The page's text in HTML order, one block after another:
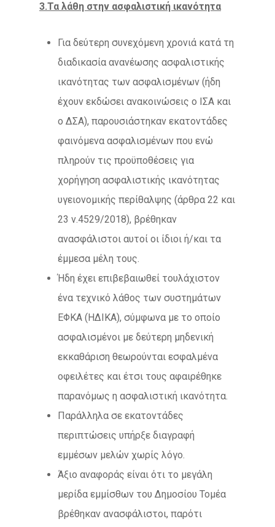
3.Τα λάθη στην ασφαλιστική ικανότητα
Για δεύτερη συνεχόμενη χρονιά κατά τη
διαδικασία ανανέωσης ασφαλιστικής
ικανότητας των ασφαλισμένων (ήδη
έχουν εκδώσει ανακοινώσεις ο ΙΣΑ και
ο ΔΣΑ), παρουσιάστηκαν εκατοντάδες
φαινόμενα ασφαλισμένων που ενώ
πληρούν τις προϋποθέσεις για
χορήγηση ασφαλιστικής ικανότητας
υγειονομικής περίθαλψης (άρθρα 22 και
23 ν.4529/2018), βρέθηκαν
ανασφάλιστοι αυτοί οι ίδιοι ή/και τα
έμμεσα μέλη τους.
Ήδη έχει επιβεβαιωθεί τουλάχιστον
ένα τεχνικό λάθος των συστημάτων
ΕΦΚΑ (ΗΔΙΚΑ), σύμφωνα με το οποίο
ασφαλισμένοι με δεύτερη μηδενική
εκκαθάριση θεωρούνται εσφαλμένα
οφειλέτες και έτσι τους αφαιρέθηκε
παρανόμως η ασφαλιστική ικανότητα.
Παράλληλα σε εκατοντάδες
περιπτώσεις υπήρξε διαγραφή
εμμέσων μελών χωρίς λόγο.
Άξιο αναφοράς είναι ότι το μεγάλη
μερίδα εμμίσθων του Δημοσίου Τομέα
βρέθηκαν ανασφάλιστοι, παρότι